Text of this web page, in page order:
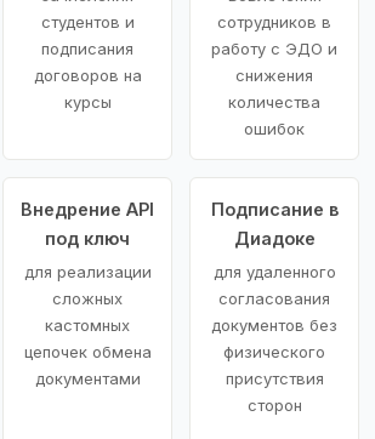
студентов и
подписания
договоров на
курсы
сотрудников в
работу с ЭДО и
снижения
количества
ошибок
Внедрение API
под ключ
для реализации
сложных
кастомных
цепочек обмена
документами
Подписание в
Диадоке
для удаленного
согласования
документов без
физического
присутствия
сторон